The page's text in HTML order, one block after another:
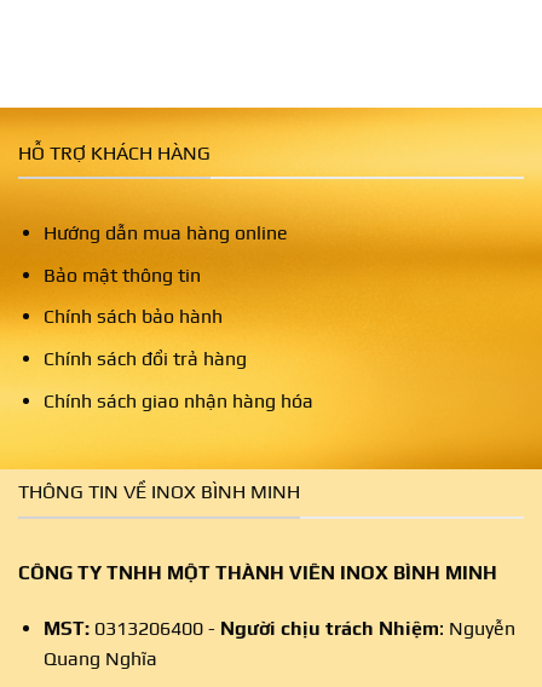
HỖ TRỢ KHÁCH HÀNG
Hướng dẫn mua hàng online
Bảo mật thông tin
Chính sách bảo hành
Chính sách đổi trả hàng
Chính sách giao nhận hàng hóa
THÔNG TIN VỀ INOX BÌNH MINH
CÔNG TY TNHH MỘT THÀNH VIÊN INOX BÌNH MINH
MST:0313206400 - Người chịu trách Nhiệm: Nguyễn
Quang Nghĩa